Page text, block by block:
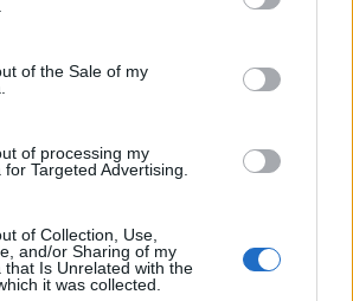
of the Sale of my
of processing my
Targeted Advertising.
of Collection, Use,
and/or Sharing of my
that Is Unrelated with the
it was collected.
Ακόμη
Πολλαπλά οφέλη από τη
δημοσίου και ιδιωτικού
του Παίδων “Αγία Σοφία”
Ίλιον – Τι ανακοινώθηκε από...